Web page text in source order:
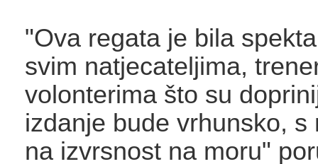
"Ova regata je bila
svim natjecateljima,
volonterima što su
izdanje bude vrhunsko, s
na izvrsnost na moru"